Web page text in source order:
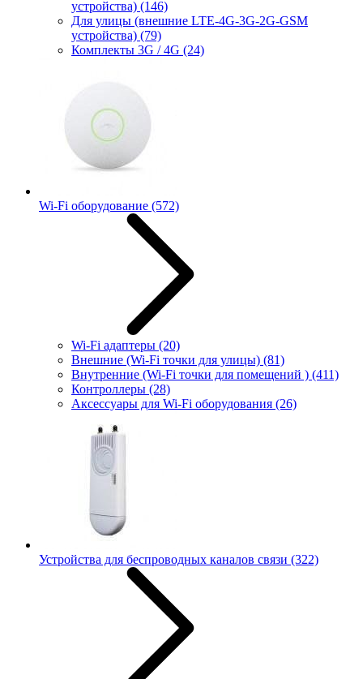
устройства) (146)
Для улицы (внешние LTE-4G-3G-2G-GSM
устройства) (79)
Комплекты 3G / 4G (24)
Wi-Fi оборудование (572)
Wi-Fi адаптеры (20)
Внешние (Wi-Fi точки для улицы) (81)
Внутренние (Wi-Fi точки для помещений ) (411)
Контроллеры (28)
Аксессуары для Wi-Fi оборудования (26)
Устройства для беспроводных каналов связи (322)